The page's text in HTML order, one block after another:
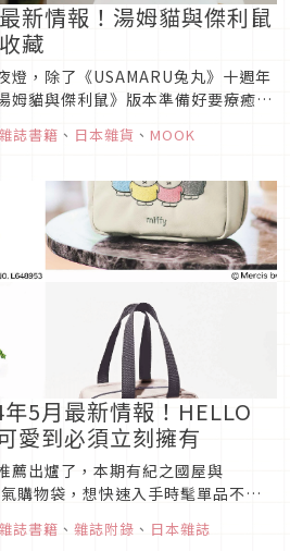
新情報！湯姆貓與傑利鼠
藏
燈，除了《USAMARU兔丸》十週年
姆貓與傑利鼠》版本準備好要療癒大
數量都剩下不多，請直接點開連結
誌書籍 、 日本雜貨 、 MOOK
5月最新情報！HELLO
愛到必須立刻擁有
薦出爐了，本期有紀之國屋與
購物袋，想快速入手時髦單品不容
納包組，兼具可愛和實用的好物都
誌書籍 、 雜誌附錄 、 日本雜誌